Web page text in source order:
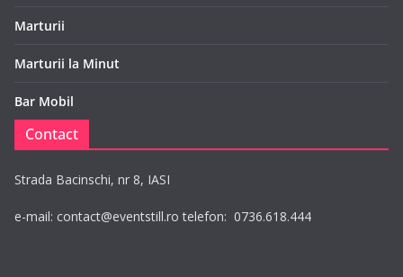
Marturii
Marturii la Minut
Bar Mobil
Contact
Strada Bacinschi, nr 8, IASI
e-mail: contact@eventstill.ro telefon: 0736.618.444